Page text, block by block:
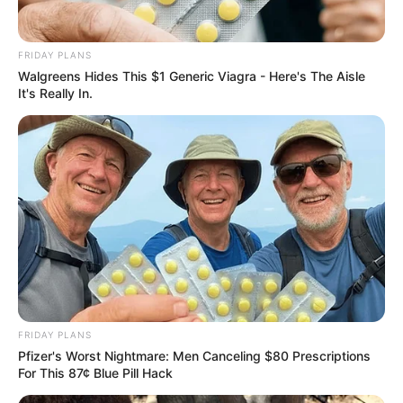
FRIDAY PLANS
Walgreens Hides This $1 Generic Viagra - Here's The Aisle
It's Really In.
FRIDAY PLANS
Pfizer's Worst Nightmare: Men Canceling $80 Prescriptions
For This 87¢ Blue Pill Hack